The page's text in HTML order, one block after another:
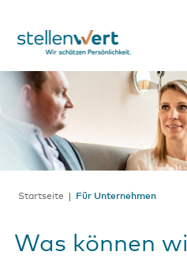
Startseite Für Unternehmen
Was können